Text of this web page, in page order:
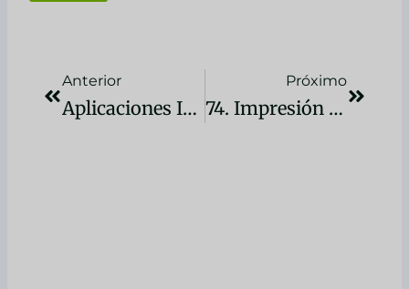
Anterior
Aplicaciones Innovadoras Del Plastisol Reductor En La Industria Del Plástico: Revolucionando La Fabricación En 2024
Próximo
74. Impresión Con Tinta Plastisol